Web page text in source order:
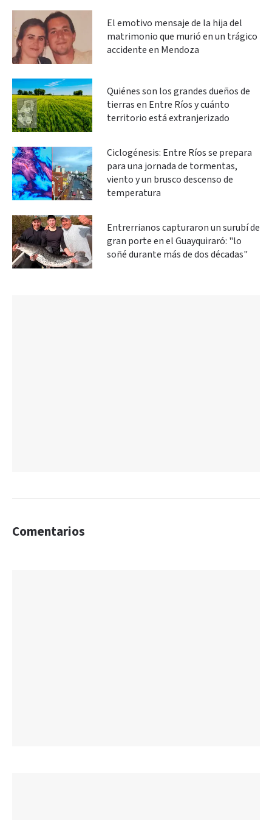
El emotivo mensaje de la hija del
matrimonio que murió en un trágico
accidente en Mendoza
Quiénes son los grandes dueños de
tierras en Entre Ríos y cuánto
territorio está extranjerizado
Ciclogénesis: Entre Ríos se prepara
para una jornada de tormentas,
viento y un brusco descenso de
temperatura
Entrerrianos capturaron un surubí de
gran porte en el Guayquiraró: "lo
soñé durante más de dos décadas"
Comentarios